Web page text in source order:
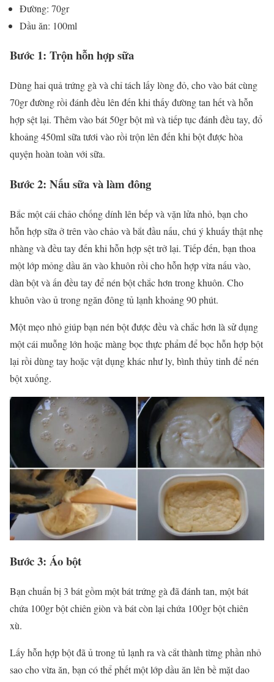
Đường: 70gr
Dầu ăn: 100ml
Bước 1: Trộn hỗn hợp sữa
Dùng hai quả trứng gà và chỉ tách lấy lòng đỏ, cho vào bát cùng
70gr đường rồi đánh đều lên đến khi thấy đường tan hết và hỗn
hợp sệt lại. Thêm vào bát 50gr bột mì và tiếp tục đánh đều tay, đổ
khoảng 450ml sữa tươi vào rồi trộn lên đến khi bột được hòa
quyện hoàn toàn với sữa.
Bước 2: Nấu sữa và làm đông
Bắc một cái chảo chống dính lên bếp và vặn lửa nhỏ, bạn cho
hỗn hợp sữa ở trên vào chảo và bắt đầu nấu, chú ý khuấy thật nhẹ
nhàng và đều tay đến khi hỗn hợp sệt trở lại. Tiếp đến, bạn thoa
một lớp mỏng dầu ăn vào khuôn rồi cho hỗn hợp vừa nấu vào,
dàn bột và ấn đều tay để nén bột chắc hơn trong khuôn. Cho
khuôn vào ủ trong ngăn đông tủ lạnh khoảng 90 phút.
Một mẹo nhỏ giúp bạn nén bột được đều và chắc hơn là sử dụng
một cái muỗng lớn hoặc màng bọc thực phẩm để bọc hỗn hợp bột
lại rồi dùng tay hoặc vật dụng khác như ly, bình thủy tinh để nén
bột xuống.
Bước 3: Áo bột
Bạn chuẩn bị 3 bát gồm một bát trứng gà đã đánh tan, một bát
chứa 100gr bột chiên giòn và bát còn lại chứa 100gr bột chiên
xù.
Lấy hỗn hợp bột đã ủ trong tủ lạnh ra và cắt thành từng phần nhỏ
sao cho vừa ăn, bạn có thể phết một lớp dầu ăn lên bề mặt dao